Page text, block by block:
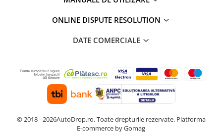
ONLINE DISPUTE RESOLUTION
DATE COMERCIALE
© 2018 - 2026AutoDrop.ro. Toate drepturile rezervate. Platforma
E-commerce by Gomag